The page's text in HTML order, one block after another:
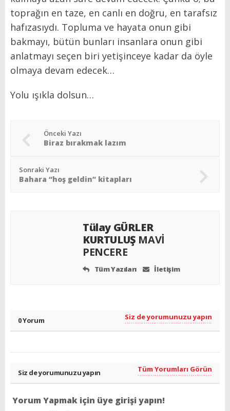
toprağın en taze, en canlı en doğru, en tarafsız
hafızasıydı. Topluma ve hayata onun gibi
bakmayı, bütün bunları insanlara onun gibi
anlatmayı seçen biri yetişinceye kadar da öyle
olmaya devam edecek…
Yolu ışıkla dolsun…
Önceki Yazı
Biraz bırakmak lazım
Sonraki Yazı
Bahara “hoş geldin” kitapları
Tülay GÜRLER
KURTULUŞ MAVİ
PENCERE
Tüm Yazıları İletişim
0 Yorum Siz de yorumunuzu yapın
Siz de yorumunuzu yapın Tüm Yorumları Görün
Yorum Yapmak için üye girişi yapın!